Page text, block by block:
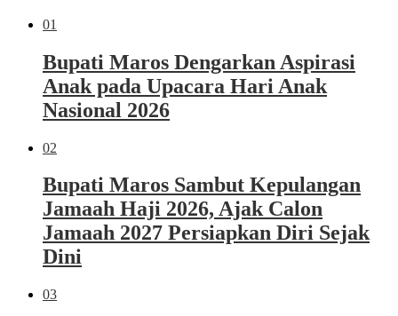
01
Bupati Maros Dengarkan Aspirasi
Anak pada Upacara Hari Anak
Nasional 2026
02
Bupati Maros Sambut Kepulangan
Jamaah Haji 2026, Ajak Calon
Jamaah 2027 Persiapkan Diri Sejak
Dini
03